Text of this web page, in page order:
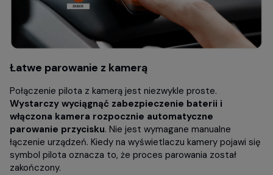
Łatwe parowanie z kamerą
Połączenie pilota z kamerą jest niezwykle proste.
Wystarczy wyciągnąć zabezpieczenie baterii i
włączona kamera rozpocznie automatyczne
parowanie przycisku. Nie jest wymagane manualne
łączenie urządzeń. Kiedy na wyświetlaczu kamery pojawi się
symbol pilota oznacza to, że proces parowania został
zakończony.